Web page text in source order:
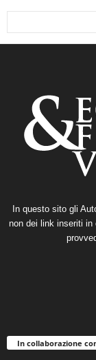
In questo sito gli
non dei link inseriti in
In collaborazione